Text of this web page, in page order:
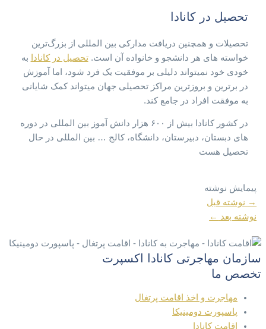
تحصیل در کانادا
تحصیلات و همچنین دریافت مدارکی بین المللی از بزرگ‌ترین
خواسته های هر دانشجو و خانواده آن است.تحصیل در کانادا به
خودی خود نمیتواند دلیلی بر موفقیت یک فرد شود، اما آموزش
در برترین و بروزترین مراکز تحصیلی جهان میتواند کمک شایانی
به موفقت افراد در جامع کند.
در کشور کانادا بیش از ۶۰۰ هزار دانش آموز بین المللی در دوره
های دبستان، دبیرستان، دانشگاه، کالج … بین المللی در حال
تحصیل هست
پیمایش نوشته
→ نوشته قبل
نوشته بعد ←
سازمان مهاجرتی کانادا اکسپرت
تخصص ما
مهاجرت و اخذ اقامت پرتغال
پاسپورت دومینیکا
اقامت کانادا